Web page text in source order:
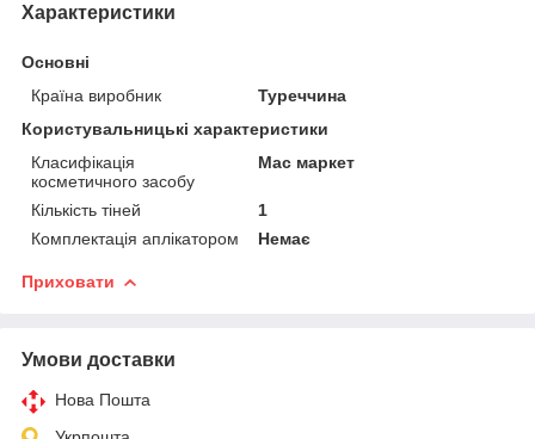
Характеристики
Основні
Країна виробник
Туреччина
Користувальницькі характеристики
Класифікація
косметичного засобу
Мас маркет
Кількість тіней
1
Комплектація аплікатором
Немає
Приховати
Умови доставки
Нова Пошта